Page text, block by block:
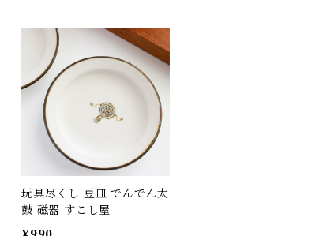
玩具尽くし 豆皿 でんでん太
鼓 磁器 すこし屋